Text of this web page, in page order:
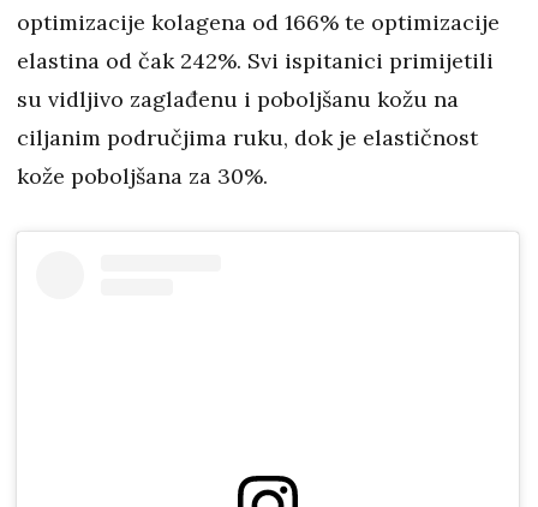
optimizacije kolagena od 166% te optimizacije
elastina od čak 242%. Svi ispitanici primijetili
su vidljivo zaglađenu i poboljšanu kožu na
ciljanim područjima ruku, dok je elastičnost
kože poboljšana za 30%.